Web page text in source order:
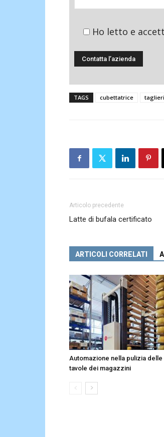
Ho letto e
TAGS cubettatrice
Articolo precedente
Latte di bufala certificato
ARTICOLI CORRELATI
Automazione nella pulizia delle
tavole dei magazzini